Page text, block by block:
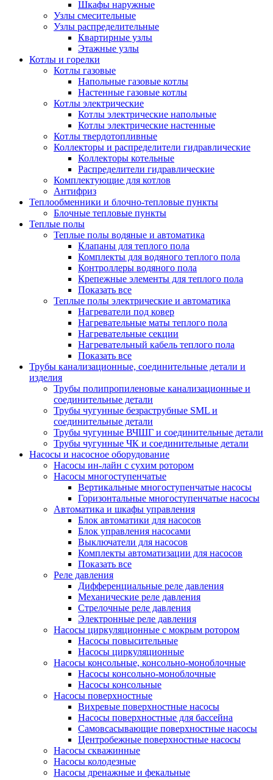
Шкафы наружные
Узлы смесительные
Узлы распределительные
Квартирные узлы
Этажные узлы
Котлы и горелки
Котлы газовые
Напольные газовые котлы
Настенные газовые котлы
Котлы электрические
Котлы электрические напольные
Котлы электрические настенные
Котлы твердотопливные
Коллекторы и распределители гидравлические
Коллекторы котельные
Распределители гидравлические
Комплектующие для котлов
Антифриз
Теплообменники и блочно-тепловые пункты
Блочные тепловые пункты
Теплые полы
Теплые полы водяные и автоматика
Клапаны для теплого пола
Комплекты для водяного теплого пола
Контроллеры водяного пола
Крепежные элементы для теплого пола
Показать все
Теплые полы электрические и автоматика
Нагреватели под ковер
Нагревательные маты теплого пола
Нагревательные секции
Нагревательный кабель теплого пола
Показать все
Трубы канализационные, соединительные детали и
изделия
Трубы полипропиленовые канализационные и
соединительные детали
Трубы чугунные безраструбные SML и
соединительные детали
Трубы чугунные ВЧШГ и соединительные детали
Трубы чугунные ЧК и соединительные детали
Насосы и насосное оборудование
Насосы ин-лайн с сухим ротором
Насосы многоступенчатые
Вертикальные многоступенчатые насосы
Горизонтальные многоступенчатые насосы
Автоматика и шкафы управления
Блок автоматики для насосов
Блок управления насосами
Выключатели для насосов
Комплекты автоматизации для насосов
Показать все
Реле давления
Дифференциальные реле давления
Механические реле давления
Стрелочные реле давления
Электронные реле давления
Насосы циркуляционные с мокрым ротором
Насосы повысительные
Насосы циркуляционные
Насосы консольные, консольно-моноблочные
Насосы консольно-моноблочные
Насосы консольные
Насосы поверхностные
Вихревые поверхностные насосы
Насосы поверхностные для бассейна
Самовсасывающие поверхностные насосы
Центробежные поверхностные насосы
Насосы скважинные
Насосы колодезные
Насосы дренажные и фекальные